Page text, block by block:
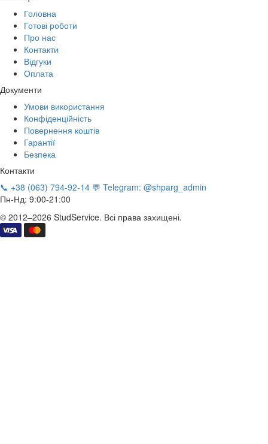
Головна
Готові роботи
Про нас
Контакти
Відгуки
Оплата
Документи
Умови використання
Конфіденційність
Повернення коштів
Гарантії
Безпека
Контакти
📞 +38 (063) 794-92-14 💬 Telegram: @shparg_admin
Пн-Нд: 9:00-21:00
© 2012–2026 StudService. Всі права захищені.